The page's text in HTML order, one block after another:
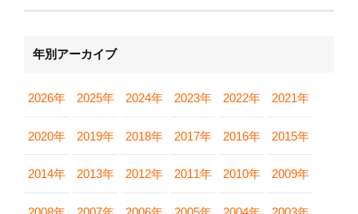
年別アーカイブ
2026年 2025年 2024年 2023年 2022年 2021年
2020年 2019年 2018年 2017年 2016年 2015年
2014年 2013年 2012年 2011年 2010年 2009年